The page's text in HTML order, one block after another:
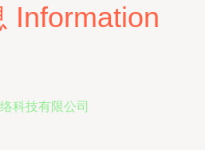
Information
科技有限公司